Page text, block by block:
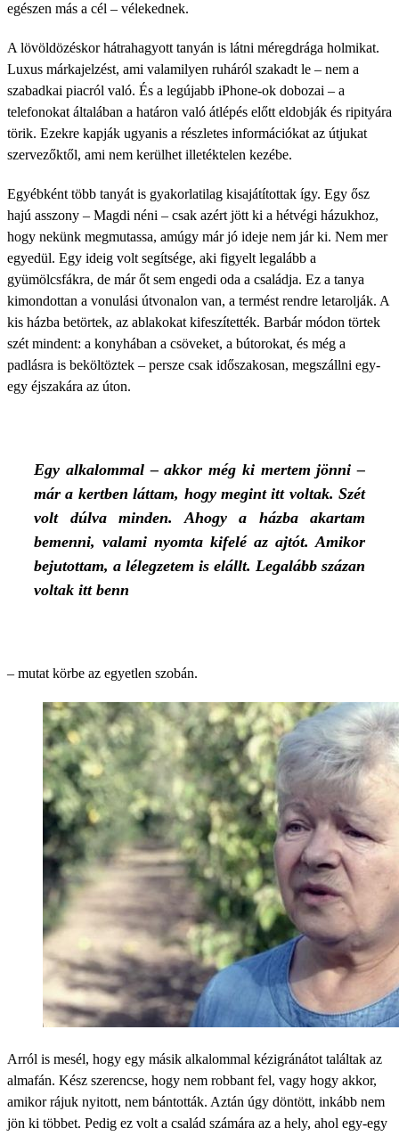
egészen más a cél – vélekednek.
A lövöldözéskor hátrahagyott tanyán is látni méregdrága holmikat.
Luxus márkajelzést, ami valamilyen ruháról szakadt le – nem a
szabadkai piacról való. És a legújabb iPhone-ok dobozai – a
telefonokat általában a határon való átlépés előtt eldobják és ripityára
törik. Ezekre kapják ugyanis a részletes információkat az útjukat
szervezőktől, ami nem kerülhet illetéktelen kezébe.
Egyébként több tanyát is gyakorlatilag kisajátítottak így. Egy ősz
hajú asszony – Magdi néni – csak azért jött ki a hétvégi házukhoz,
hogy nekünk megmutassa, amúgy már jó ideje nem jár ki. Nem mer
egyedül. Egy ideig volt segítsége, aki figyelt legalább a
gyümölcsfákra, de már őt sem engedi oda a családja. Ez a tanya
kimondottan a vonulási útvonalon van, a termést rendre letarolják. A
kis házba betörtek, az ablakokat kifeszítették. Barbár módon törtek
szét mindent: a konyhában a csöveket, a bútorokat, és még a
padlásra is beköltöztek – persze csak időszakosan, megszállni egy-
egy éjszakára az úton.
Egy alkalommal – akkor még ki mertem jönni –
már a kertben láttam, hogy megint itt voltak. Szét
volt dúlva minden. Ahogy a házba akartam
bemenni, valami nyomta kifelé az ajtót. Amikor
bejutottam, a lélegzetem is elállt. Legalább százan
voltak itt benn
– mutat körbe az egyetlen szobán.
Arról is mesél, hogy egy másik alkalommal kézigránátot találtak az
almafán. Kész szerencse, hogy nem robbant fel, vagy hogy akkor,
amikor rájuk nyitott, nem bántották. Aztán úgy döntött, inkább nem
jön ki többet. Pedig ez volt a család számára az a hely, ahol egy-egy